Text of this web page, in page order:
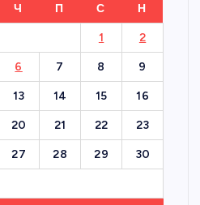
Ч П С Н
1 2
6 7 8 9
13 14 15 16
20 21 22 23
27 28 29 30